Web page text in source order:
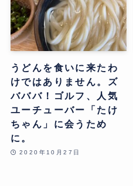
うどんを食いに来たわ
けではありません。ズ
バババ！ゴルフ、人気
ユーチューバー「たけ
ちゃん」に会うため
に。
2020年10月27日